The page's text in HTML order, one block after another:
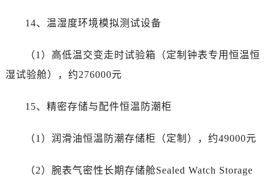
14、温湿度环境模拟测试设备
（1）高低温交变走时试验箱（定制钟表专用恒温恒
湿试验舱），约276000元
15、精密存储与配件恒温防潮柜
（1）润滑油恒温防潮存储柜（定制），约49000元
（2）腕表气密性长期存储舱Sealed Watch Storage